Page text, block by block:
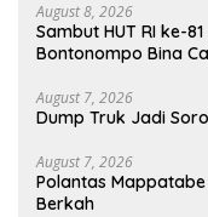
August 8, 2026
Sambut HUT RI ke-
August 7, 2026
Dump Truk Jadi
August 7, 2026
Polantas
Berkah